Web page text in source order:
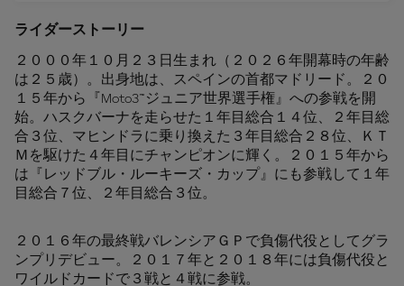
ライダーストーリー
２０００年１０月２３日生まれ（２０２６年開幕時の年齢
は２５歳）。出身地は、スペインの首都マドリード。２０
１５年から『Moto3™ジュニア世界選手権』への参戦を開
始。ハスクバーナを走らせた１年目総合１４位、２年目総
合３位、マヒンドラに乗り換えた３年目総合２８位、ＫＴ
Ｍを駆けた４年目にチャンピオンに輝く。２０１５年から
は『レッドブル・ルーキーズ・カップ』にも参戦して１年
目総合７位、２年目総合３位。
２０１６年の最終戦バレンシアＧＰで負傷代役としてグラ
ンプリデビュー。２０１７年と２０１８年には負傷代役と
ワイルドカードで３戦と４戦に参戦。